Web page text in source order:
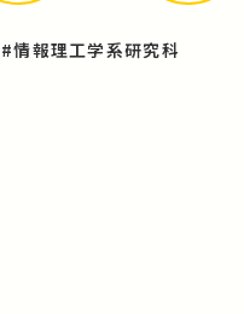
#情報理工学系研究科